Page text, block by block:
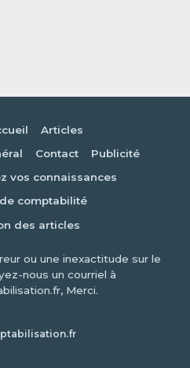
Articles
Contact
Publicité
vos connaissances
comptabilité
des articles
ou une inexactitude sur le
nous un courriel à
Merci.